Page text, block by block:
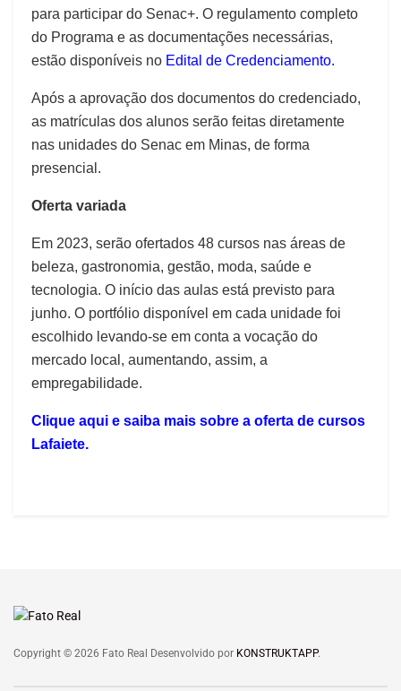
para participar do Senac+. O regulamento completo
do Programa e as documentações necessárias,
estão disponíveis no Edital de Credenciamento.
Após a aprovação dos documentos do credenciado,
as matrículas dos alunos serão feitas diretamente
nas unidades do Senac em Minas, de forma
presencial.
Oferta variada
Em 2023, serão ofertados 48 cursos nas áreas de
beleza, gastronomia, gestão, moda, saúde e
tecnologia. O início das aulas está previsto para
junho. O portfólio disponível em cada unidade foi
escolhido levando-se em conta a vocação do
mercado local, aumentando, assim, a
empregabilidade.
Clique aqui e saiba mais sobre a oferta de cursos
Lafaiete.
Copyright © 2026 Fato Real Desenvolvido por KONSTRUKTAPP.